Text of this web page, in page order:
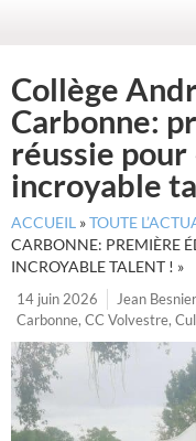
Collège
Carbonne:
réussie pour
incroyable
ACCUEIL »TOUTE
CARBONNE: PREMIÈRE
INCROYABLE TALENT ! »
14 juin 2026
Jean Besnier
Carbonne, CC Volvestre,